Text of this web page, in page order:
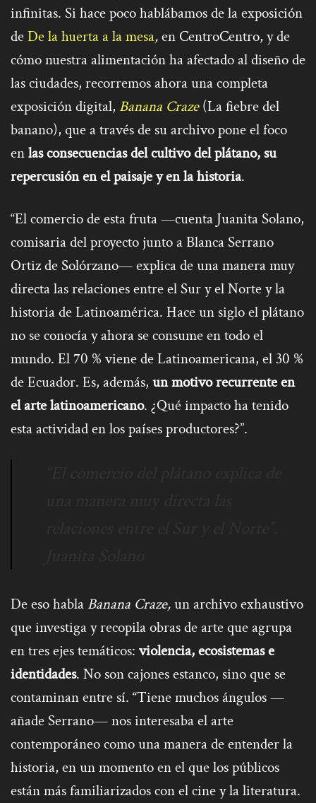
infinitas. Si hace poco hablábamos de la exposición
deDe la huerta a la mesa,en CentroCentro, y de
cómo nuestra alimentación ha afectado al diseño de
las ciudades, recorremos ahora una completa
exposición digital, Banana Craze(La fiebre del
banano), que a través de su archivo pone el foco
enlas consecuencias del cultivo del plátano, su
repercusión en el paisaje y en la historia.
“El comercio de esta fruta —cuenta Juanita Solano,
comisaria del proyecto junto a Blanca Serrano
Ortiz de Solórzano— explica de una manera muy
directa las relaciones entre el Sur y el Norte y la
historia de Latinoamérica. Hace un siglo el plátano
no se conocía y ahora se consume en todo el
mundo. El 70 % viene de Latinoamericana, el 30 %
de Ecuador. Es, además, un motivo recurrente en
el arte latinoamericano. ¿Qué impacto ha tenido
esta actividad en los países productores?”.
De eso habla Banana Craze,un archivo exhaustivo
que investiga y recopila obras de arte que agrupa
en tres ejes temáticos: violencia, ecosistemas e
identidades. No son cajones estanco, sino que se
contaminan entre sí. “Tiene muchos ángulos —
añade Serrano— nos interesaba el arte
contemporáneo como una manera de entender la
historia, en un momento en el que los públicos
están más familiarizados con el cine y la literatura.